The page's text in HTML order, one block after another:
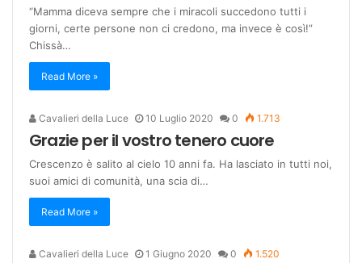
“Mamma diceva sempre che i miracoli succedono tutti i
giorni, certe persone non ci credono, ma invece è così!”
Chissà…
Read More »
Cavalieri della Luce 10 Luglio 2020 0 1.713
Grazie per il vostro tenero cuore
Crescenzo è salito al cielo 10 anni fa. Ha lasciato in tutti noi,
suoi amici di comunità, una scia di…
Read More »
Cavalieri della Luce 1 Giugno 2020 0 1.520